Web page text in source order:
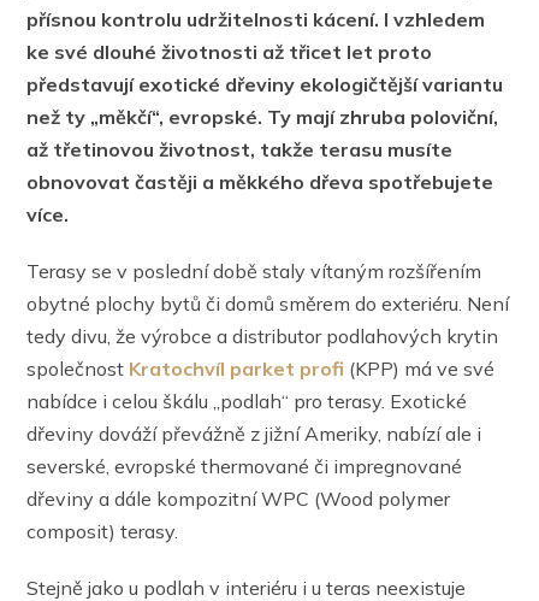
přísnou kontrolu udržitelnosti kácení. I vzhledem
ke své dlouhé životnosti až třicet let proto
představují exotické dřeviny ekologičtější variantu
než ty „měkčí“, evropské. Ty mají zhruba poloviční,
až třetinovou životnost, takže terasu musíte
obnovovat častěji a měkkého dřeva spotřebujete
více.
Terasy se v poslední době staly vítaným rozšířením
obytné plochy bytů či domů směrem do exteriéru. Není
tedy divu, že výrobce a distributor podlahových krytin
společnost Kratochvíl parket profi (KPP) má ve své
nabídce i celou škálu „podlah“ pro terasy. Exotické
dřeviny dováží převážně z jižní Ameriky, nabízí ale i
severské, evropské thermované či impregnované
dřeviny a dále kompozitní WPC (Wood polymer
composit) terasy.
Stejně jako u podlah v interiéru i u teras neexistuje